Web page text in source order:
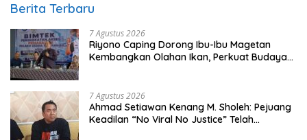
Berita Terbaru
7 Agustus 2026
Riyono Caping Dorong Ibu-Ibu Magetan
Kembangkan Olahan Ikan, Perkuat Budaya
7 Agustus 2026
Ahmad Setiawan Kenang M. Sholeh: Pejuang
Keadilan “No Viral No Justice” Telah